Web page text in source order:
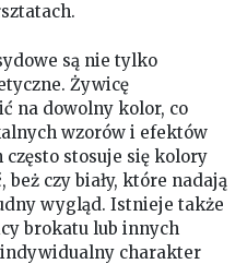
są nie tylko
Żywicę
na dowolny kolor, co
wzorów i efektów
stosuje się kolory
czy biały, które nadają
wygląd. Istnieje także
brokatu lub innych
charakter